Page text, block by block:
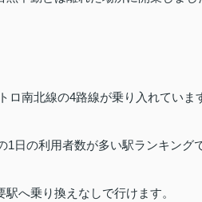
南北線の4路線が乗り入れていま
日の利用者数が多い駅ランキング
へ乗り換えなしで行けます。